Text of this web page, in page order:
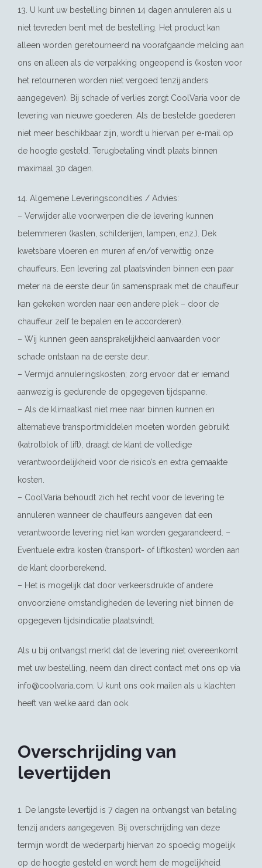
13. U kunt uw bestelling binnen 14 dagen annuleren als u
niet tevreden bent met de bestelling. Het product kan
alleen worden geretourneerd na voorafgaande melding aan
ons en alleen als de verpakking ongeopend is (kosten voor
het retourneren worden niet vergoed tenzij anders
aangegeven). Bij schade of verlies zorgt CoolVaria voor de
levering van nieuwe goederen. Als de bestelde goederen
niet meer beschikbaar zijn, wordt u hiervan per e-mail op
de hoogte gesteld. Terugbetaling vindt plaats binnen
maximaal 30 dagen.
14. Algemene Leveringscondities / Advies:
– Verwijder alle voorwerpen die de levering kunnen
belemmeren (kasten, schilderijen, lampen, enz.). Dek
kwetsbare vloeren en muren af en/of verwittig onze
chauffeurs. Een levering zal plaatsvinden binnen een paar
meter na de eerste deur (in samenspraak met de chauffeur
kan gekeken worden naar een andere plek – door de
chauffeur zelf te bepalen en te accorderen).
– Wij kunnen geen aansprakelijkheid aanvaarden voor
schade ontstaan na de eerste deur.
– Vermijd annuleringskosten; zorg ervoor dat er iemand
aanwezig is gedurende de opgegeven tijdspanne.
– Als de klimaatkast niet mee naar binnen kunnen en
alternatieve transportmiddelen moeten worden gebruikt
(katrolblok of lift), draagt de klant de volledige
verantwoordelijkheid voor de risico’s en extra gemaakte
kosten.
– CoolVaria behoudt zich het recht voor de levering te
annuleren wanneer de chauffeurs aangeven dat een
verantwoorde levering niet kan worden gegarandeerd. –
Eventuele extra kosten (transport- of liftkosten) worden aan
de klant doorberekend.
– Het is mogelijk dat door verkeersdrukte of andere
onvoorziene omstandigheden de levering niet binnen de
opgegeven tijdsindicatie plaatsvindt.
Als u bij ontvangst merkt dat de levering niet overeenkomt
met uw bestelling, neem dan direct contact met ons op via
info@coolvaria.com . U kunt ons ook mailen als u klachten
heeft van welke aard dan ook.
Overschrijding van
levertijden
1. De langste levertijd is 7 dagen na ontvangst van betaling
tenzij anders aangegeven. Bij overschrijding van deze
termijn wordt de wederpartij hiervan zo spoedig mogelijk
op de hoogte gesteld en wordt hem de mogelijkheid